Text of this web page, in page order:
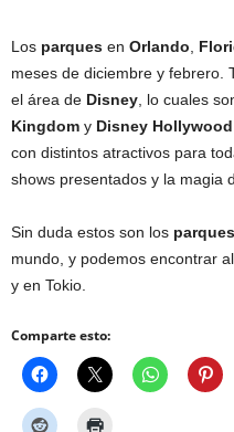
Los parques en Orlando
meses de diciembre y febrero.
el área de Disney , lo cuales
Kingdom y Disney
con distintos atractivos para
shows presentados y la magia
Sin duda estos son los
mundo, y podemos encontrar
y en Tokio.
Comparte esto: